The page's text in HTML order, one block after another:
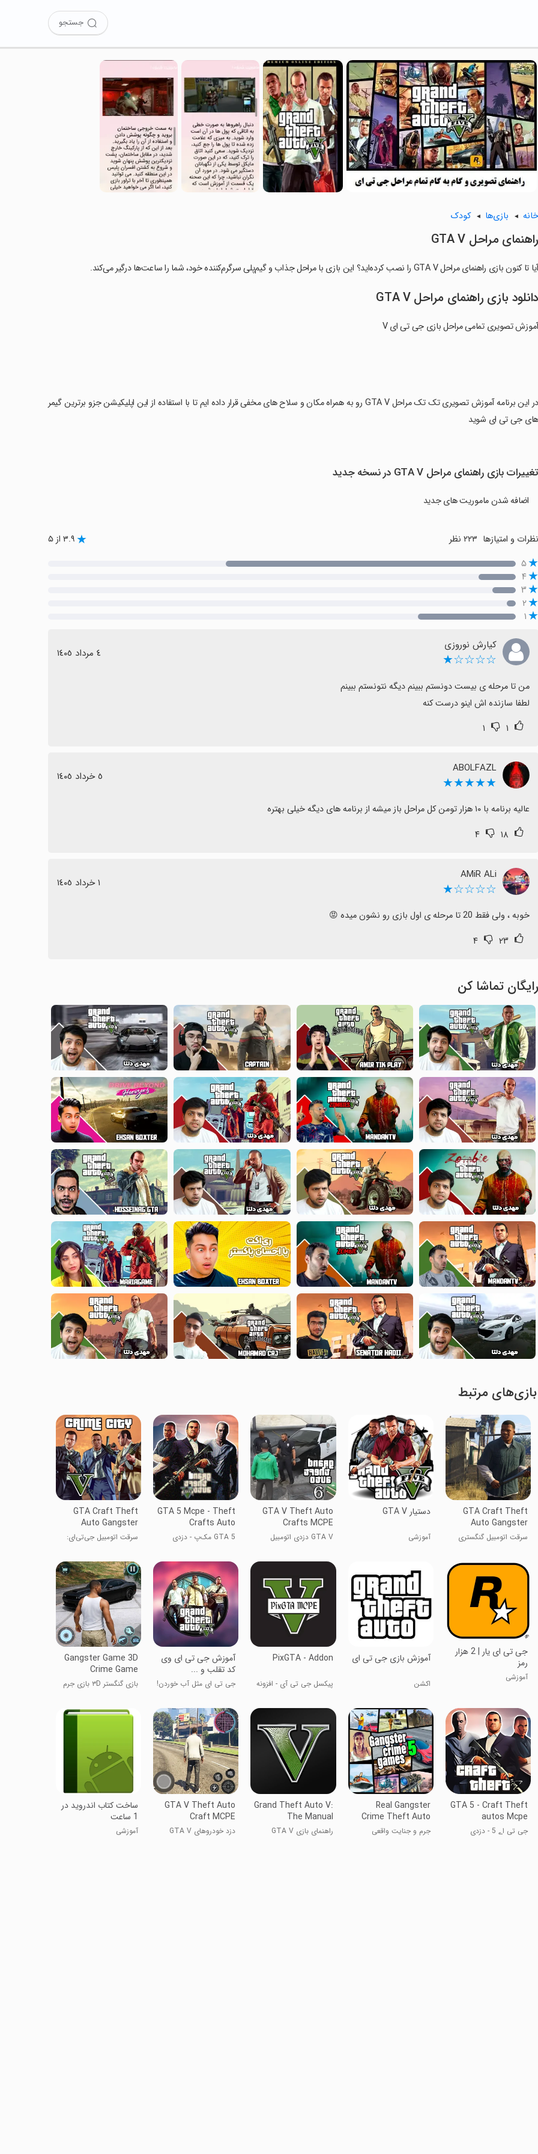
جستجو
خانه بازی‌ها کودک
راهنمای مراحل GTA V
آیا تا کنون بازی راهنمای مراحل GTA V را نصب کرده‌اید؟ این بازی با مراحل جذاب و گیم‌پلی سرگرم‌کننده خود، شما را ساعت‌ها درگیر می‌کند.
دانلود بازی راهنمای مراحل GTA V
آموزش تصویری تمامی مراحل بازی جی تی ای V
‏در این برنامه آموزش تصویری تک تک مراحل GTA V رو به همراه مکان و سلاح های مخفی قرار داده ایم تا با استفاده از این اپلیکیشن جزو برترین گیمر
های جی تی ای شوید
تغییرات بازی راهنمای مراحل GTA V در نسخه جدید
اضافه شدن ماموریت های جدید
نظرات و امتیازها ۳.۹ از ۵
۵
۴
۳
۲
۱
کیارش نوروزی
☆☆☆☆★ ٤ مرداد ١٤٠٥
لطفا سازنده اش اینو درست کنه
۱ ۱
ABOLFAZL
★★★★★ ٥ خرداد ١٤٠٥
عالیه برنامه با ۱۰ هزار تومن کل مراحل باز میشه از برنامه های دیگه خیلی بهتره
۱۸ ۴
AMiR ALi
☆☆☆☆★ ١ خرداد ١٤٠٥
خوبه ، ولی فقط 20 تا مرحله ی اول بازی رو نشون میده 😡
۲۳ ۴
رایگان تماشا کن
بازی‌های مرتبط
GTA Craft Theft
Auto Gangster
سرقت اتومبیل گنگستری
دستیار GTA V
آموزشی
GTA V Theft Auto
Crafts MCPE
GTA V دزدی اتومبیل
GTA 5 Mcpe - Theft
Crafts Auto
GTA 5 مک‌پ - دزدی
GTA Craft Theft
Auto Gangster
سرقت اتومبیل جی‌تی‌ای:
جی تی ای یار | 2 هزار
رمز
آموزشی
آموزش بازی جی تی ای
اکشن
PixGTA - Addon
پیکسل جی تی آی - افزونه
آموزش جی تی ای وی
کد تقلب و ...
جی تی ای مثل آب خوردن!
Gangster Game 3D
Crime Game
بازی گنگستر ۳D بازی جرم
GTA 5 - Craft Theft
autos Mcpe
جی تی اے 5 - دزدی
Real Gangster
Crime Theft Auto
جرم و جنایت واقعی
Grand Theft Auto V:
The Manual
راهنمای بازی GTA V
GTA V Theft Auto
Craft MCPE
دزد خودروهای GTA V
ساخت کتاب اندروید در
1 ساعت
آموزشی